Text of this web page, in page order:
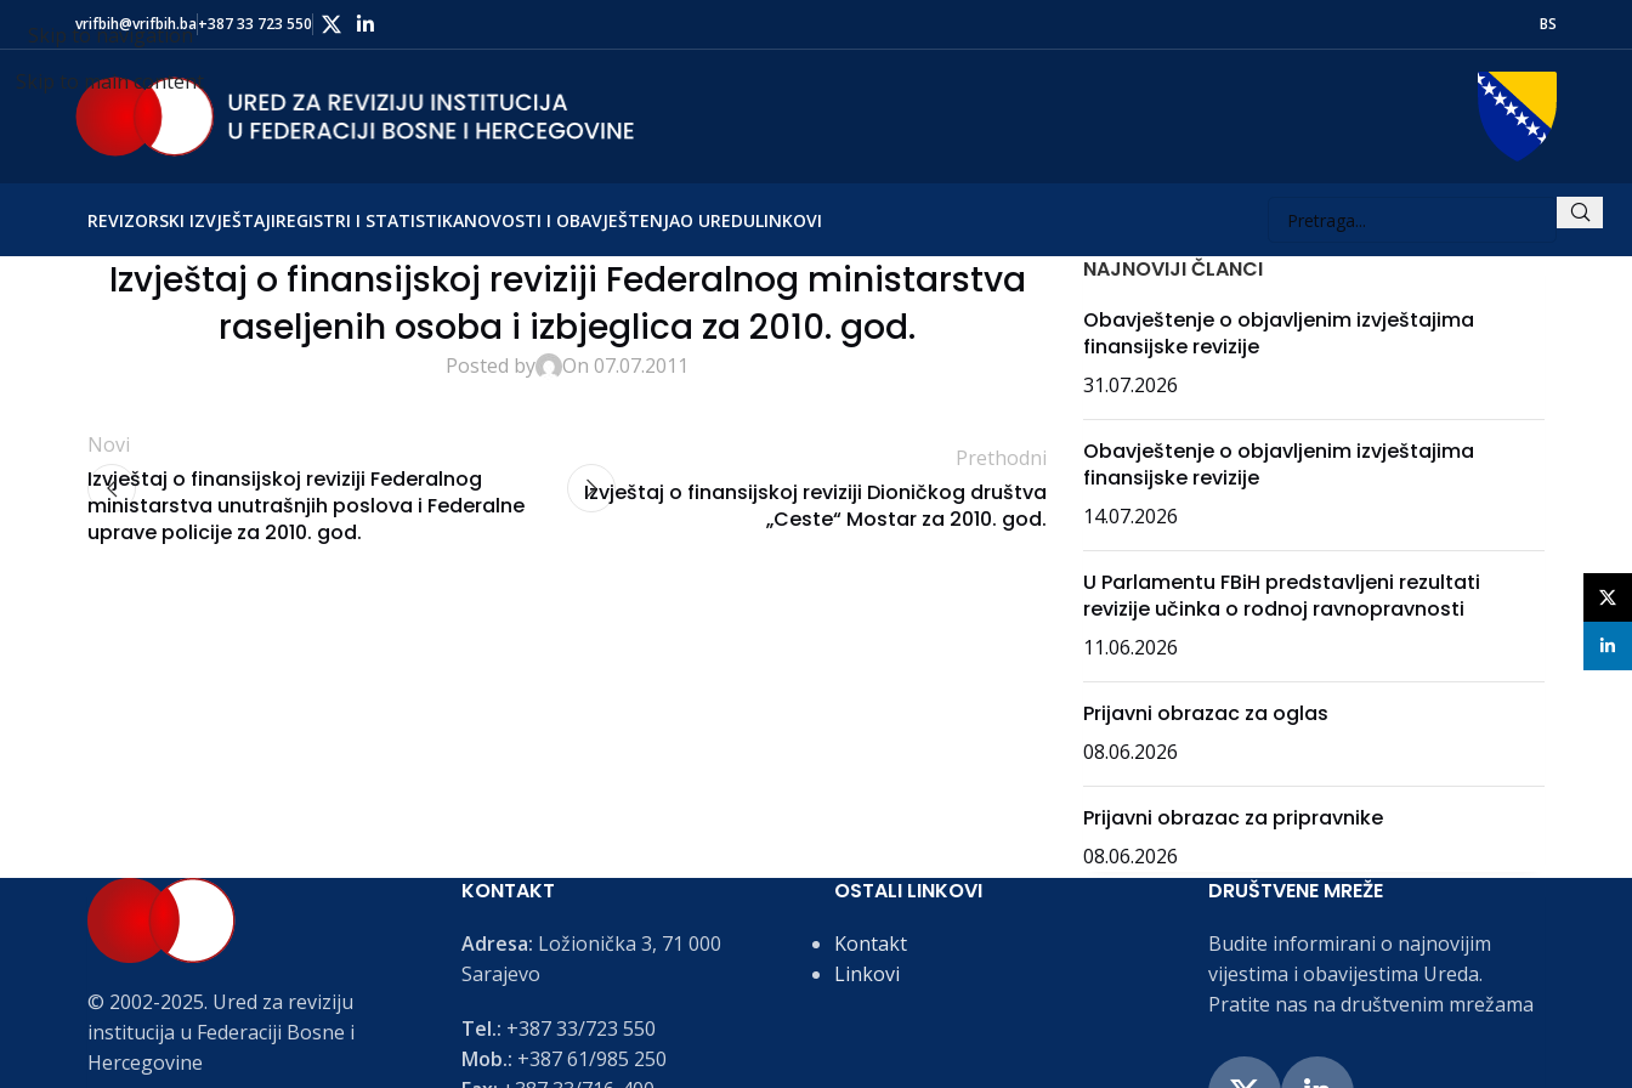
Skip to navigation
Skip to main content
vrifbih@vrifbih.ba+387 33 723 550 BS
REVIZORSKI IZVJEŠTAJIREGISTRI I STATISTIKANOVOSTI I OBAVJEŠTENJAO UREDULINKOVI
Izvještaj o finansijskoj reviziji Federalnog ministarstva
raseljenih osoba i izbjeglica za 2010. god.
Posted by On 07.07.2011
Novi
Izvještaj o finansijskoj reviziji Federalnog
ministarstva unutrašnjih poslova i Federalne
uprave policije za 2010. god.
Prethodni
Izvještaj o finansijskoj reviziji Dioničkog društva
„Ceste“ Mostar za 2010. god.
NAJNOVIJI ČLANCI
Obavještenje o objavljenim izvještajima
finansijske revizije
31.07.2026
Obavještenje o objavljenim izvještajima
finansijske revizije
14.07.2026
U Parlamentu FBiH predstavljeni rezultati
revizije učinka o rodnoj ravnopravnosti
11.06.2026
Prijavni obrazac za oglas
08.06.2026
Prijavni obrazac za pripravnike
08.06.2026
© 2002-2025. Ured za reviziju
institucija u Federaciji Bosne i
Hercegovine
KONTAKT
Adresa: Ložionička 3, 71 000
Sarajevo
Tel.: +387 33/723 550
Mob.: +387 61/985 250
OSTALI LINKOVI
Kontakt
Linkovi
DRUŠTVENE MREŽE
Budite informirani o najnovijim
vijestima i obavijestima Ureda.
Pratite nas na društvenim mrežama